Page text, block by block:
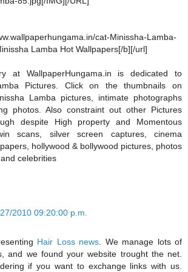
cat-Minissha-Lamba-
Lamba Hot Wallpapers[/b][/url]
at WallpaperHungama.in is dedicated to
Pictures. Click on the thumbnails on
Lamba pictures, intimate photographs
photos. Also constraint out other Pictures
despite High property and Momentous
scans, silver screen captures, cinema
hollywood & bollywood pictures, photos
celebrities
2010 09:20:00 p.m.
Hair Loss news . We manage lots of
and we found your website trought the net.
if you want to exchange links with us.